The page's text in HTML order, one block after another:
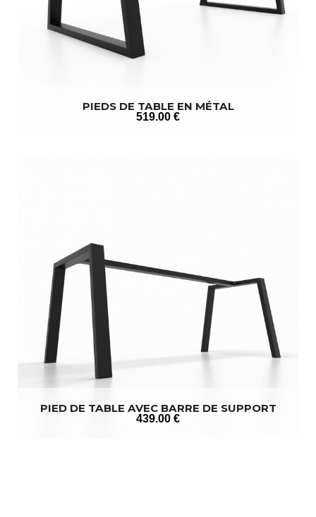
PIEDS DE TABLE EN MÉTAL
519.00 €
PIED DE TABLE AVEC BARRE DE SUPPORT
439.00 €